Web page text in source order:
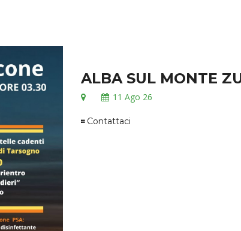
ALBA SUL MONTE
11 Ago 26
Contattaci